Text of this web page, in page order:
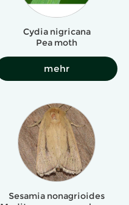
Cydia nigricana
Pea moth
mehr
Sesamia nonagrioides